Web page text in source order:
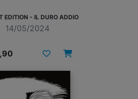
EDITION - IL DURO ADDIO
14/05/2024